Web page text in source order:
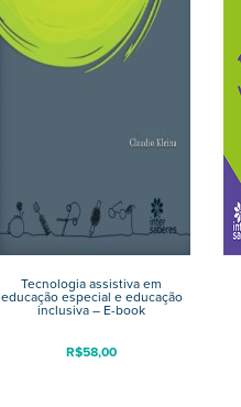
Tecnologia assistiva em
educação especial e educação
inclusiva – E-book
R$58,00